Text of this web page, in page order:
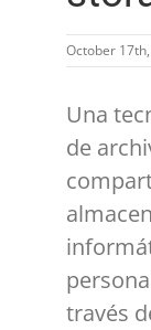
October
Una
de
través